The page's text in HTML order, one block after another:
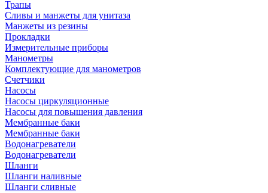
Трапы
Сливы и манжеты для унитаза
Манжеты из резины
Прокладки
Измерительные приборы
Манометры
Комплектующие для манометров
Счетчики
Насосы
Насосы циркуляционные
Насосы для повышения давления
Мембранные баки
Мембранные баки
Водонагреватели
Водонагреватели
Шланги
Шланги наливные
Шланги сливные